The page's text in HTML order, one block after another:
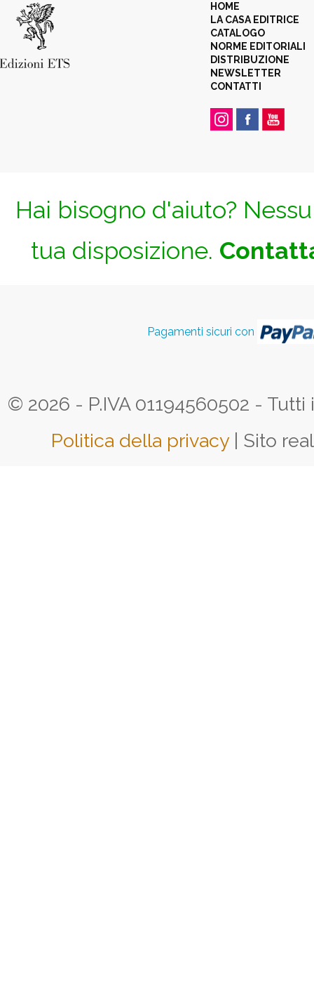
HOME
LA CASA EDITRICE
CATALOGO
NORME EDITORIALI
DISTRIBUZIONE
NEWSLETTER
CONTATTI
Hai bisogno d'aiuto?
tua disposizione.
Pagamenti sicuri con
© 2026 - P.IVA 01194560502 -
Politica della privacy | Sito